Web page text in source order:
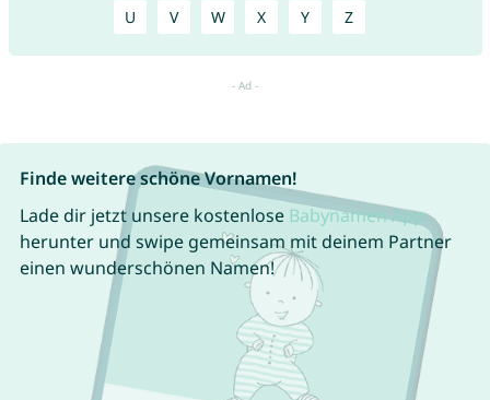
U V W X Y Z
Finde weitere schöne Vornamen!
Lade dir jetzt unsere kostenlose Babynamen App
herunter und swipe gemeinsam mit deinem Partner
einen wunderschönen Namen!